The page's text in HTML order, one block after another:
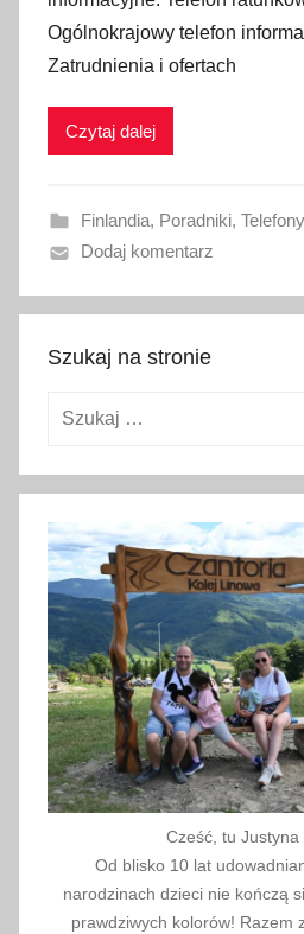
b
l
i
w
n
o
4
g
n
a
2
0
1
Ogólnokrajowy telefon
Zatrudnienia i ofertach
Czytaj dalej
Finlandia, Poradniki,
Dodaj komentarz
Szukaj na stronie
Szukaj:
Cześć, tu Justyna
Od blisko 10 lat
narodzinach dzieci nie kończą
prawdziwych kolorów! Razem